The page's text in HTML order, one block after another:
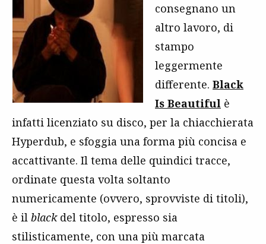
consegnano un
altro lavoro, di
stampo
leggermente
differente. Black
Is Beautiful è
infatti licenziato su disco, per la chiacchierata
Hyperdub, e sfoggia una forma più concisa e
accattivante. Il tema delle quindici tracce,
ordinate questa volta soltanto
numericamente (ovvero, sprovviste di titoli),
è il blackdel titolo, espresso sia
stilisticamente, con una più marcata